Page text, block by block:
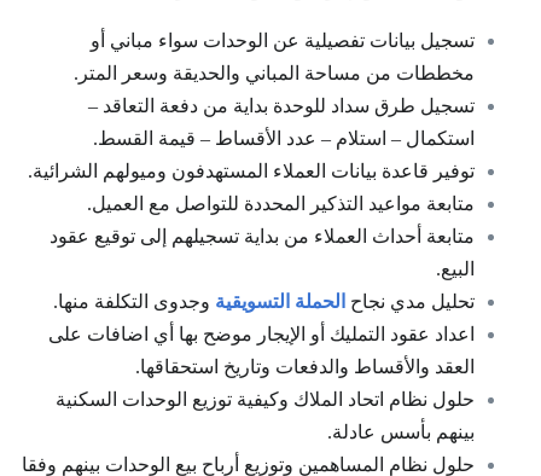
تسجيل بيانات تفصيلية عن الوحدات سواء مباني أو
مخططات من مساحة المباني والحديقة وسعر المتر.
تسجيل طرق سداد للوحدة بداية من دفعة التعاقد –
استكمال – استلام – عدد الأقساط – قيمة القسط.
توفير قاعدة بيانات العملاء المستهدفون وميولهم الشرائية.
متابعة مواعيد التذكير المحددة للتواصل مع العميل.
متابعة أحداث العملاء من بداية تسجيلهم إلى توقيع عقود
البيع.
تحليل مدي نجاح الحملة التسويقية وجدوى التكلفة منها.
اعداد عقود التمليك أو الإيجار موضح بها أي اضافات على
العقد والأقساط والدفعات وتاريخ استحقاقها.
حلول نظام اتحاد الملاك وكيفية توزيع الوحدات السكنية
بينهم بأسس عادلة.
حلول نظام المساهمين وتوزيع أرباح بيع الوحدات بينهم وفقا